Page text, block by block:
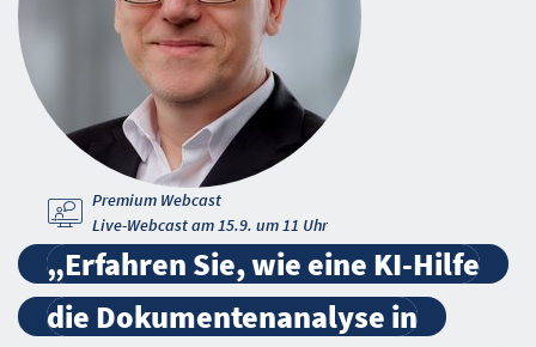
Premium Webcast
Live-Webcast am 15.9. um 11 Uhr
„Erfahren Sie, wie eine KI-Hilfe
die Dokumentenanalyse in